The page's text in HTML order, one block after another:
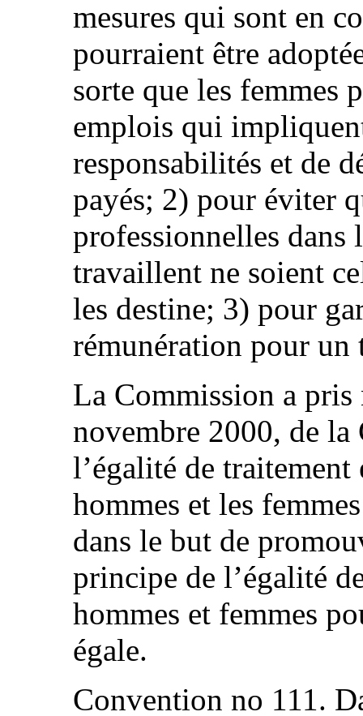
mesures qui sont en
pourraient être
sorte que les femmes
emplois qui
responsabilités et de
payés; 2) pour éviter
professionnelles dans
travaillent ne soient
les destine; 3) pour
rémunération pour un
La Commission a pris
novembre 2000, de
l’égalité de traitement
hommes et les
dans le but de
principe de l’égalité
hommes et femmes
égale.
Convention no 111.